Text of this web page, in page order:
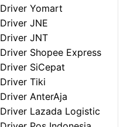
Driver Yomart
Driver JNE
Driver JNT
Driver Shopee Express
Driver SiCepat
Driver Tiki
Driver AnterAja
Driver Lazada Logistic